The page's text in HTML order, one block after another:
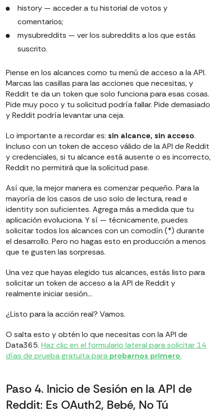
history — acceder a tu historial de votos y
comentarios;
mysubreddits — ver los subreddits a los que estás
suscrito.
Piense en los alcances como tu menú de acceso a la API.
Marcas las casillas para las acciones que necesitas, y
Reddit te da un token que solo funciona para esas cosas.
Pide muy poco y tu solicitud podría fallar. Pide demasiado
y Reddit podría levantar una ceja.
Lo importante a recordar es: sin alcance, sin acceso.
Incluso con un token de acceso válido de la API de Reddit
y credenciales, si tu alcance está ausente o es incorrecto,
Reddit no permitirá que la solicitud pase.
Así que, la mejor manera es comenzar pequeño. Para la
mayoría de los casos de uso solo de lectura, read e
identity son suficientes. Agrega más a medida que tu
aplicación evoluciona. Y sí — técnicamente, puedes
solicitar todos los alcances con un comodín (*) durante
el desarrollo. Pero no hagas esto en producción a menos
que te gusten las sorpresas.
Una vez que hayas elegido tus alcances, estás listo para
solicitar un token de acceso a la API de Reddit y
realmente iniciar sesión…
¿Listo para la acción real? Vamos.
O salta esto y obtén lo que necesitas con la API de
Data365. Haz clic en el formulario lateral para solicitar 14
días de prueba gratuita para probarnos primero.
Paso 4. Inicio de Sesión en la API de
Reddit: Es OAuth2, Bebé, No Tú